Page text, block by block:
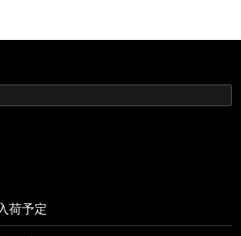
荷予定